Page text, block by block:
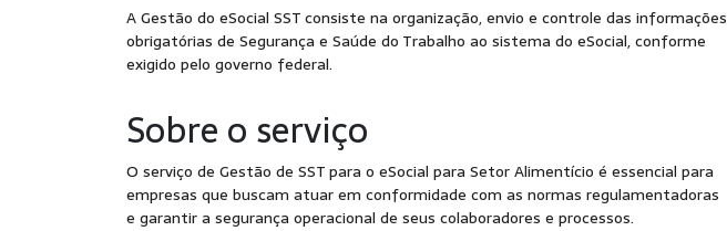
A Gestão do eSocial SST consiste na organização, envio e controle das informações
obrigatórias de Segurança e Saúde do Trabalho ao sistema do eSocial, conforme
exigido pelo governo federal.
Sobre o serviço
O serviço de Gestão de SST para o eSocial para Setor Alimentício é essencial para
empresas que buscam atuar em conformidade com as normas regulamentadoras
e garantir a segurança operacional de seus colaboradores e processos.